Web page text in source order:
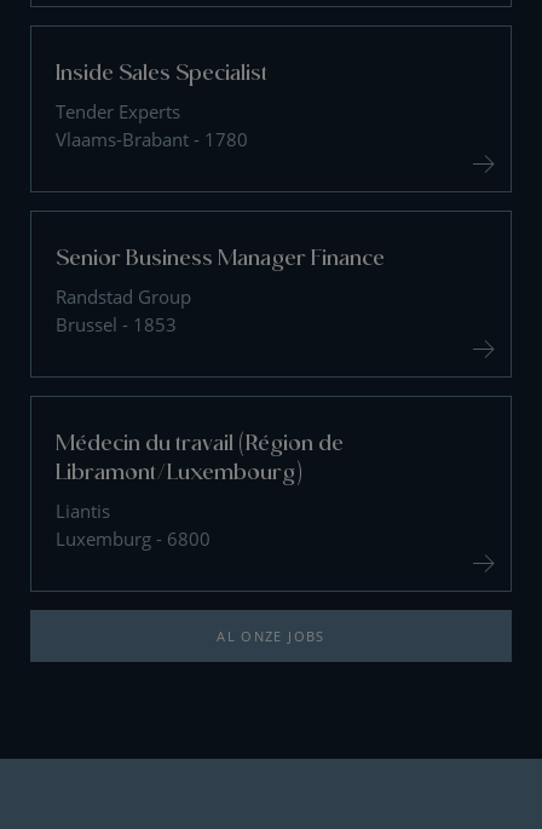
Inside Sales Specialist
Tender Experts
Vlaams-Brabant - 1780
Senior Business Manager Finance
Randstad Group
Brussel - 1853
Médecin du travail (Région de
Libramont/Luxembourg)
Liantis
Luxemburg - 6800
AL ONZE JOBS